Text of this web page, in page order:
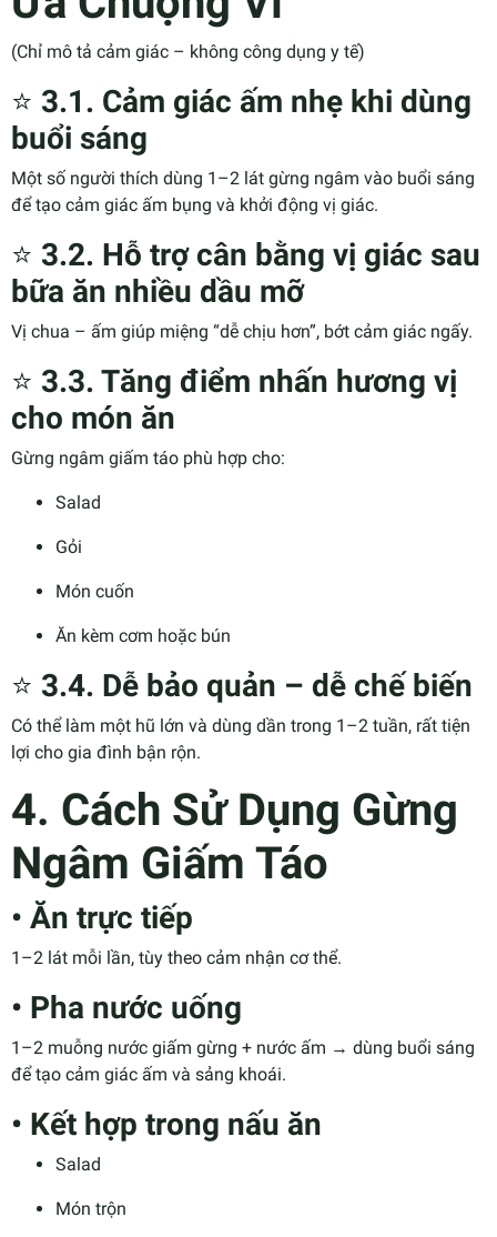
(Chỉ mô tả cảm giác – không công dụng y tế)
⭐ 3.1. Cảm giác ấm nhẹ khi dùng
buổi sáng
Một số người thích dùng 1–2 lát gừng ngâm vào buổi sáng
để tạo cảm giác ấm bụng và khởi động vị giác.
⭐ 3.2. Hỗ trợ cân bằng vị giác sau
bữa ăn nhiều dầu mỡ
Vị chua – ấm giúp miệng “dễ chịu hơn”, bớt cảm giác ngấy.
⭐ 3.3. Tăng điểm nhấn hương vị
cho món ăn
Gừng ngâm giấm táo phù hợp cho:
Salad
Gỏi
Món cuốn
Ăn kèm cơm hoặc bún
⭐ 3.4. Dễ bảo quản – dễ chế biến
Có thể làm một hũ lớn và dùng dần trong 1–2 tuần, rất tiện
lợi cho gia đình bận rộn.
4. Cách Sử Dụng Gừng
Ngâm Giấm Táo
• Ăn trực tiếp
1–2 lát mỗi lần, tùy theo cảm nhận cơ thể.
• Pha nước uống
1–2 muỗng nước giấm gừng + nước ấm → dùng buổi sáng
để tạo cảm giác ấm và sảng khoái.
• Kết hợp trong nấu ăn
Salad
Món trộn